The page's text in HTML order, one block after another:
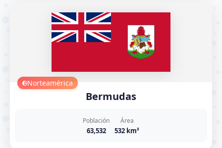
Norteamérica
Bermudas
Población
63,532
Área
532 km²